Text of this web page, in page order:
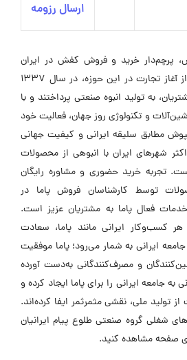
ارسال رزومه
پرچم‌دار خرید و فروش کفش در ایران
بوده‌اند. پس از ۳۰ سال از آغاز تجارت در این حوزه، در سال ۱۳۳۷
به تولید انبوه صنعتی پرداختند و با
و تکنولوژی روز جهان، فعالیت خود
مطابق سلیقه ایرانی و کیفیت جهانی
شهرهای ایران با انبوهی از محصولات
تجربه خرید حضوری و مشاوره رایگان
توسط کارشناسان فروش پاما در
فعال پاما به مشتریان عزیز است.
کسب‌وکار ایرانی مانند پاما، سعادت
ایرانی به شمار می‌رود؛ پاما موفقیت
و مصرف‌کنندگانی به‌دست آورده
جامعه ایرانی را برای پاما ایجاد کرده و
تولید ملی، نقشی مثمرثمر ایفا کرده‌اند.
شغلی گروه صنعتی طلوع پیام ایرانیان
صفحه مشاهده کنید.